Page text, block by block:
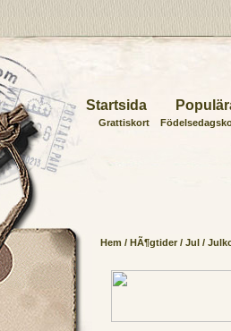
Startsida
Grattiskort
Hem / HÃ¶gtider/ Jul/